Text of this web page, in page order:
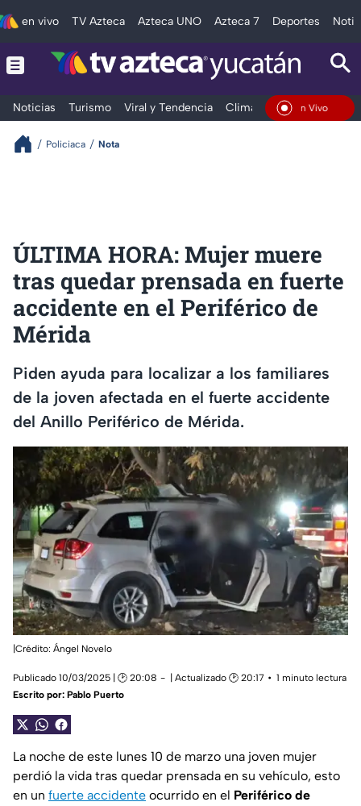
en vivo TV Azteca Azteca UNO Azteca 7 Deportes
Noticias Turismo Viral y Tendencia Clima Deportes
En Vivo
Policiaca Nota
ÚLTIMA HORA: Mujer muere
tras quedar prensada en fuerte
accidente en el Periférico de
Mérida
Piden ayuda para localizar a los familiares
de la joven afectada en el fuerte accidente
del Anillo Periférico de Mérida.
|Crédito: Ángel Novelo
Publicado 10/03/2025 | 🕑 20:08 | Actualizado 🕑 20:17
1 minuto lectura
Escrito por: Pablo Puerto
La noche de este lunes 10 de marzo una joven mujer
perdió la vida tras quedar prensada en su vehículo, esto
en un fuerte accidente ocurrido en el Periférico de